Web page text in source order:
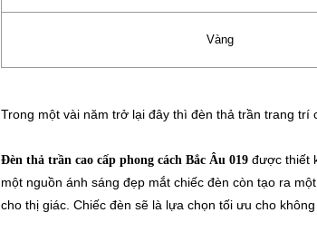
Vàng
Trong một vài năm trở lại đây thì đèn thả trần trang
Đèn thả trần cao cấp phong cách Bắc Âu 019 được thiết
một nguồn ánh sáng đẹp mắt chiếc đèn còn tạo ra
cho thị giác. Chiếc đèn sẽ là lựa chọn tối ưu cho